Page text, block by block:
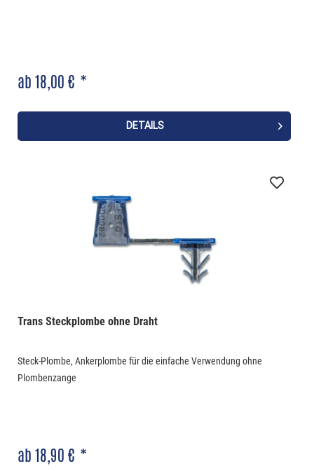
ab 18,00 € *
DETAILS
Trans Steckplombe ohne Draht
Steck-Plombe, Ankerplombe für die einfache Verwendung ohne
Plombenzange
ab 18,90 € *